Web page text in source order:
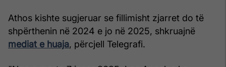
Athos kishte sugjeruar se fillimisht zjarret do të
shpërthenin në 2024 e jo në 2025, shkruajnë
mediat e huaja, përcjell Telegrafi.